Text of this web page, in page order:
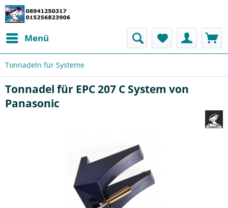
Menü
Tonnadeln für Systeme
Tonnadel für EPC 207 C System von
Panasonic